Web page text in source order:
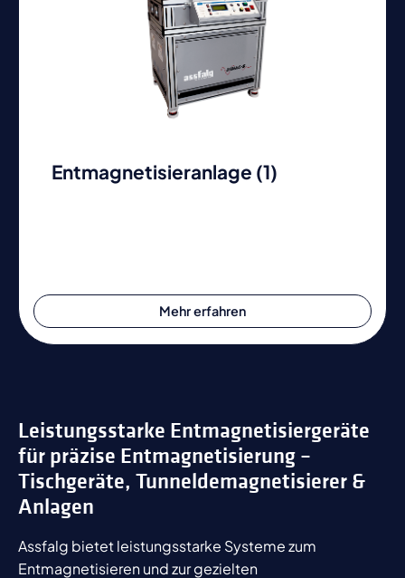
Entmagnetisieranlage (1)
Mehr erfahren
Leistungsstarke Entmagnetisiergeräte
für präzise Entmagnetisierung –
Tischgeräte, Tunneldemagnetisierer &
Anlagen
Assfalg bietet leistungsstarke Systeme zum
Entmagnetisieren und zur gezielten